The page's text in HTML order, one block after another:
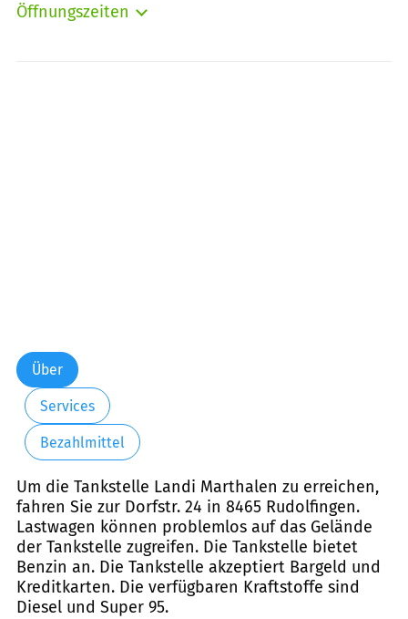
Öffnungszeiten
Über
Services
Bezahlmittel
Um die Tankstelle Landi Marthalen zu erreichen,
fahren Sie zur Dorfstr. 24 in 8465 Rudolfingen.
Lastwagen können problemlos auf das Gelände
der Tankstelle zugreifen. Die Tankstelle bietet
Benzin an. Die Tankstelle akzeptiert Bargeld und
Kreditkarten. Die verfügbaren Kraftstoffe sind
Diesel und Super 95.